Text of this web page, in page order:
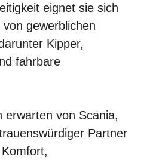
eignet sie sich
gewerblichen
Kipper,
fahrbare
erwarten von Scania,
Partner